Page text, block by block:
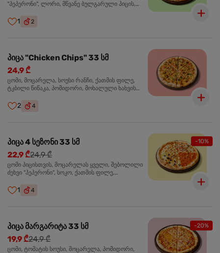
"პეპერონი", ლორი, მწვანე ბულგარული პიცის,
1 2
პიცა "Chicken Chips" 33 სმ
24,9 ₾
ცომი, მოცარელა, სოუსი რანჩი, ქათმის ფილე,
ტკბილი წიწაკა, პომიდორი, მოხალული ხახვის
2 4
-10%
პიცა 4 სეზონი 33 სმ
22,9 ₾24,9 ₾
ცომი პიცისთვის, მოცარელას ყველი, შებოლილი
ძეხვი "პეპერონი", სოკო, ქათმის ფილე,
1 4
-20%
პიცა მარგარიტა 33 სმ
19,9 ₾24,9 ₾
ცომი, ტომატის სოუსი, მოცარელა, პომიდორი,